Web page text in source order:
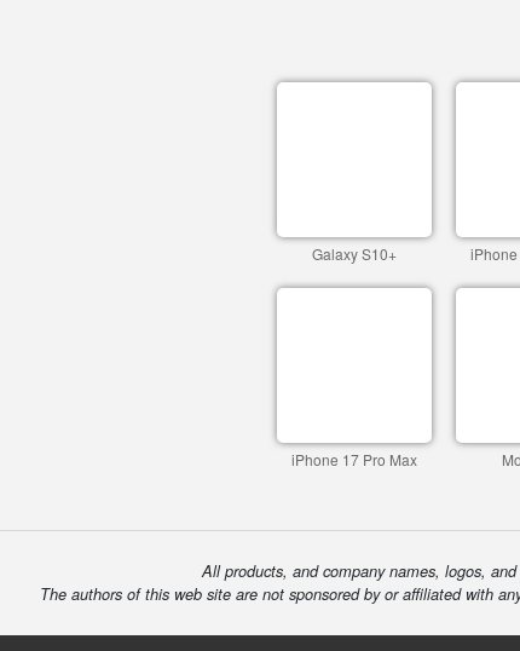
Galaxy S10+
iPhone 17 Pro Max
All products, and company names, logos,
The authors of this web site are not sponsored by or affiliated with